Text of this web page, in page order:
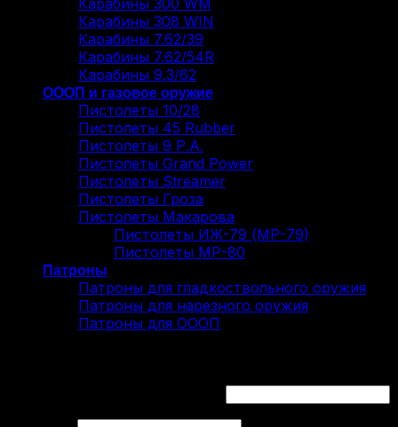
Карабины 308 WIN
Карабины 7.62/39
Карабины 7.62/54R
Карабины 9.3/62
ОООП и газовое оружие
Пистолеты 10/28
Пистолеты 45 Rubber
Пистолеты 9 Р.А.
Пистолеты Grand Power
Пистолеты Streamer
Пистолеты Гроза
Пистолеты Макарова
Пистолеты ИЖ-79 (МР-79)
Пистолеты МР-80
Патроны
Патроны для гладкоствольного оружия
Патроны для нарезного оружия
Патроны для ОООП